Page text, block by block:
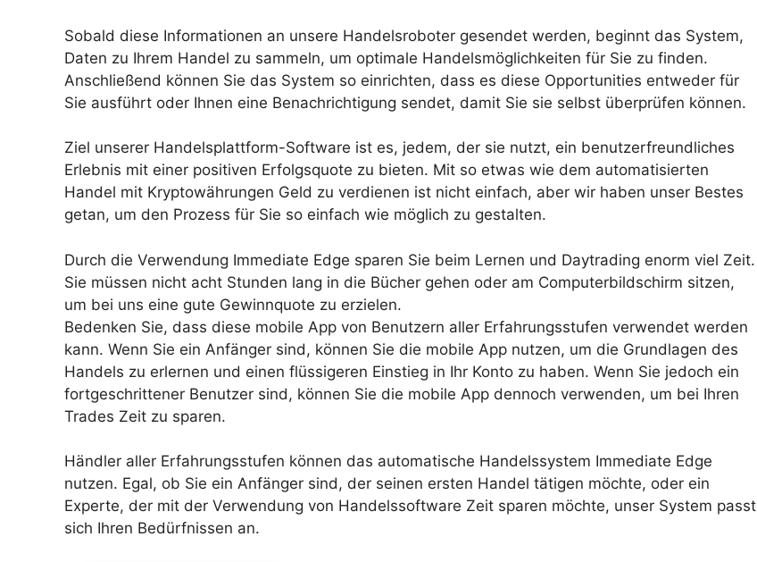
Sobald diese Informationen an unsere Handelsroboter gesendet werden, beginnt das System,
Daten zu Ihrem Handel zu sammeln, um optimale Handelsmöglichkeiten für Sie zu finden.
Anschließend können Sie das System so einrichten, dass es diese Opportunities entweder für
Sie ausführt oder Ihnen eine Benachrichtigung sendet, damit Sie sie selbst überprüfen können.
Ziel unserer Handelsplattform-Software ist es, jedem, der sie nutzt, ein benutzerfreundliches
Erlebnis mit einer positiven Erfolgsquote zu bieten. Mit so etwas wie dem automatisierten
Handel mit Kryptowährungen Geld zu verdienen ist nicht einfach, aber wir haben unser Bestes
getan, um den Prozess für Sie so einfach wie möglich zu gestalten.
Durch die Verwendung Immediate Edge sparen Sie beim Lernen und Daytrading enorm viel Zeit.
Sie müssen nicht acht Stunden lang in die Bücher gehen oder am Computerbildschirm sitzen,
um bei uns eine gute Gewinnquote zu erzielen.
Bedenken Sie, dass diese mobile App von Benutzern aller Erfahrungsstufen verwendet werden
kann. Wenn Sie ein Anfänger sind, können Sie die mobile App nutzen, um die Grundlagen des
Handels zu erlernen und einen flüssigeren Einstieg in Ihr Konto zu haben. Wenn Sie jedoch ein
fortgeschrittener Benutzer sind, können Sie die mobile App dennoch verwenden, um bei Ihren
Trades Zeit zu sparen.
Händler aller Erfahrungsstufen können das automatische Handelssystem Immediate Edge
nutzen. Egal, ob Sie ein Anfänger sind, der seinen ersten Handel tätigen möchte, oder ein
Experte, der mit der Verwendung von Handelssoftware Zeit sparen möchte, unser System passt
sich Ihren Bedürfnissen an.